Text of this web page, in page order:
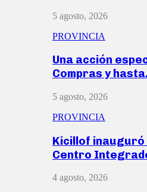
5 agosto, 2026
PROVINCIA
Una acción
Compras y
5 agosto, 2026
PROVINCIA
Kicillof inauguró
Centro
4 agosto, 2026